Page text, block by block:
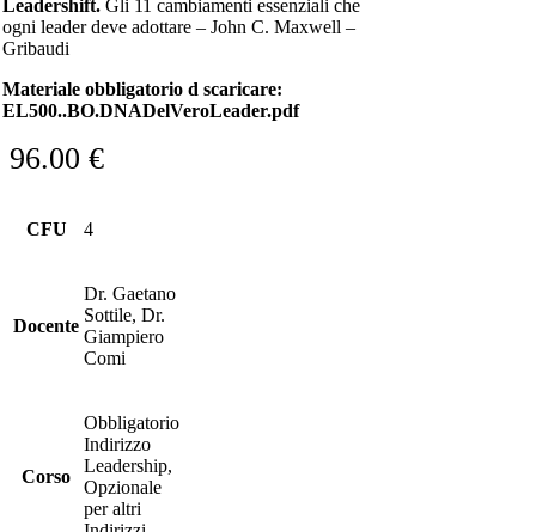
Leadershift.Gli 11 cambiamenti essenziali che
ogni leader deve adottare – John C. Maxwell –
Gribaudi
Materiale obbligatorio d scaricare:
EL500..BO.DNADelVeroLeader.pdf
96.00 €
CFU 4
Docente
Dr. Gaetano
Sottile, Dr.
Giampiero
Comi
Corso
Obbligatorio
Indirizzo
Leadership,
Opzionale
per altri